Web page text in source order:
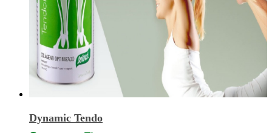
Dynamic Tendo